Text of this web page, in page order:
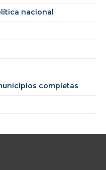
nacional
completas